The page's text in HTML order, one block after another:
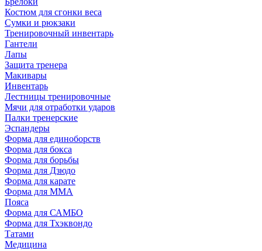
Костюм для сгонки веса
Сумки и рюкзаки
Тренировочный инвентарь
Гантели
Лапы
Защита тренера
Макивары
Инвентарь
Лестницы тренировочные
Мячи для отработки ударов
Палки тренерские
Эспандеры
Форма для единоборств
Форма для бокса
Форма для борьбы
Форма для Дзюдо
Форма для карате
Форма для MMA
Пояса
Форма для САМБО
Форма для Тхэквондо
Татами
Медицина